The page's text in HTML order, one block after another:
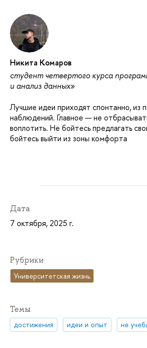
Никита Комаров
студент четвертого курса
и анализ данных»
Лучшие идеи приходят спонтанно, из
наблюдений. Главное — не
воплотить. Не бойтесь предлагать
бойтесь выйти из зоны комфорта
Дата
7 октября, 2025 г.
Рубрики
Университетская жизнь
Темы
достижения идеи и опыт не